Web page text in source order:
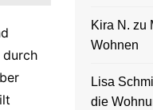
durch
Kira N. zu
Wohnen
Lisa
die